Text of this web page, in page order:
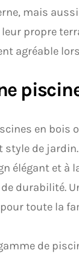
mais
propre
agréable
en bois
de
élégant et à
durabilité.
toute la
de